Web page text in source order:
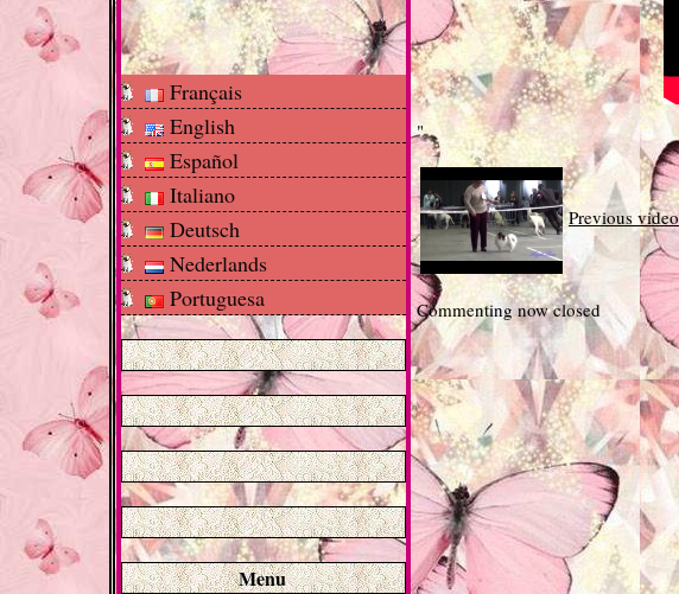
Français
English
Español
Italiano
Deutsch
Nederlands
Portuguesa
Menu
"
Previous video
Commenting now closed